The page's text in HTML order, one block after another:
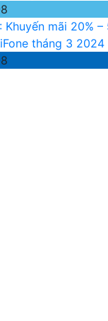
Khuyến mãi 20%
tháng 3 2024